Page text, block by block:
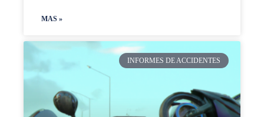
MAS »
INFORMES DE ACCIDENTES